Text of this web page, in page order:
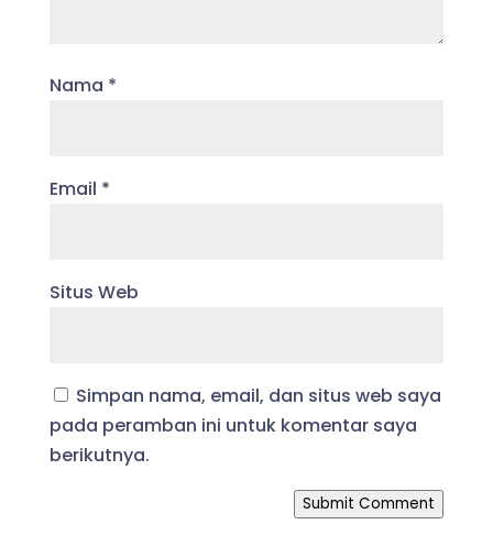
Nama *
Email *
Situs Web
Simpan nama, email, dan situs web saya
pada peramban ini untuk komentar saya
berikutnya.
Submit Comment